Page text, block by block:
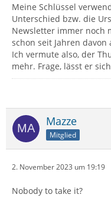
Meine Schlüssel
Unterschied bzw. die
Newsletter immer noch
schon seit Jahren davon
Ich vermute also, der
mehr. Frage, lässt er
Mazze
Mitglied
2. November 2023 um 19:19
Nobody to take it?